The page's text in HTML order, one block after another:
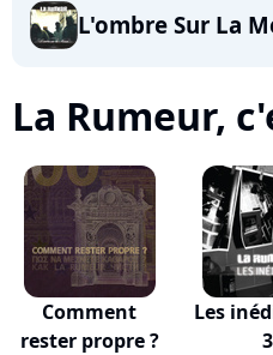
L'ombre Sur La
La Rumeur,
Comment
rester propre ?
Les
3